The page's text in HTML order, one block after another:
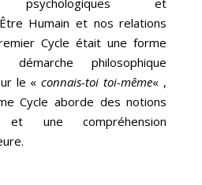
Humain et nos relations
Cycle était une forme
philosophique
le «connais-toi toi-même« ,
Cycle aborde des notions
et une compréhension